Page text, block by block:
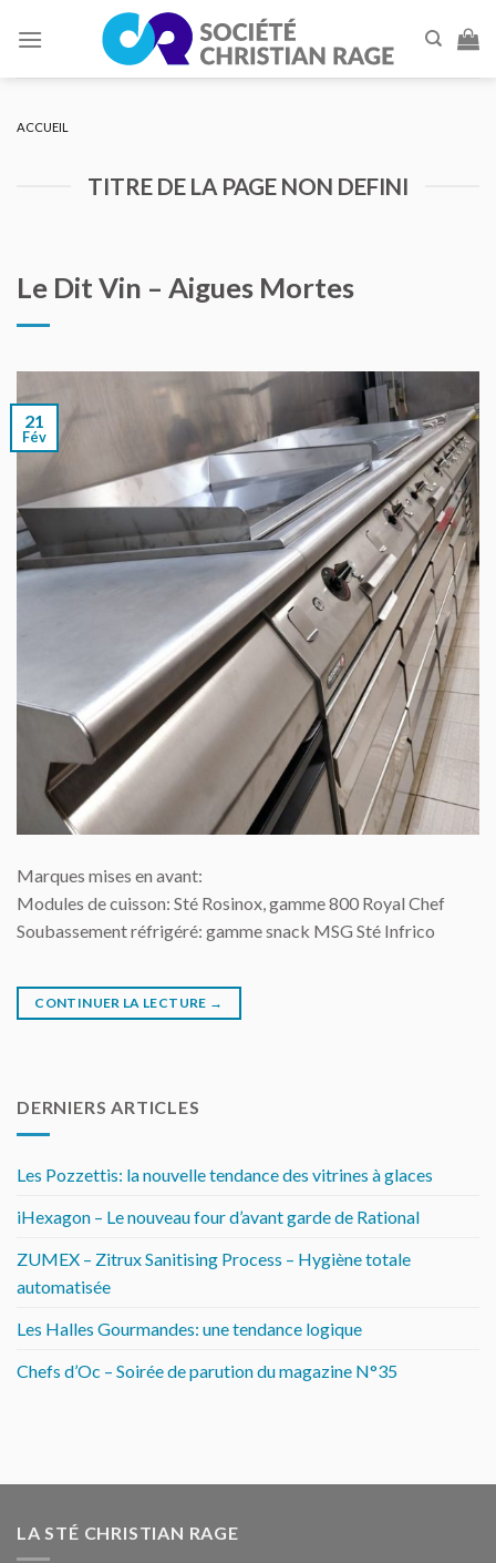
ACCUEIL
TITRE DE LA PAGE NON DEFINI
Le Dit Vin – Aigues Mortes
21
Fév
Marques mises en avant:
Modules de cuisson: Sté Rosinox, gamme 800 Royal Chef
Soubassement réfrigéré: gamme snack MSG Sté Infrico
CONTINUER LA LECTURE →
DERNIERS ARTICLES
Les Pozzettis: la nouvelle tendance des vitrines à glaces
iHexagon – Le nouveau four d’avant garde de Rational
ZUMEX – Zitrux Sanitising Process – Hygiène totale
automatisée
Les Halles Gourmandes: une tendance logique
Chefs d’Oc – Soirée de parution du magazine N°35
LA STÉ CHRISTIAN RAGE